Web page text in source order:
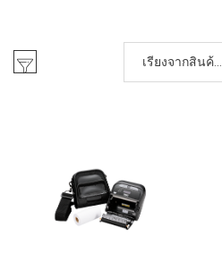
เรียงจากสินค้า
ใหม่-เก่า